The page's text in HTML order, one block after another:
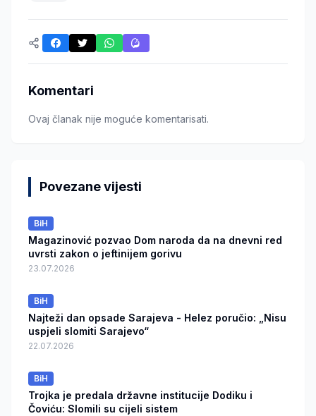
Komentari
Ovaj članak nije moguće komentarisati.
Povezane vijesti
BiH
Magazinović pozvao Dom naroda da na dnevni red
uvrsti zakon o jeftinijem gorivu
23.07.2026
BiH
Najteži dan opsade Sarajeva - Helez poručio: „Nisu
uspjeli slomiti Sarajevo“
22.07.2026
BiH
Trojka je predala državne institucije Dodiku i
Čoviću: Slomili su cijeli sistem